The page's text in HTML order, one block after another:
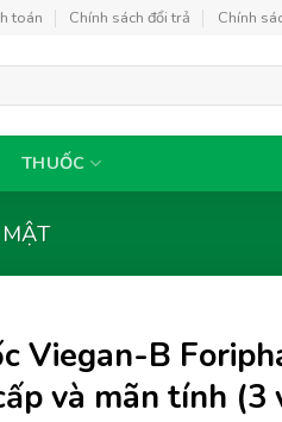
toán Chính sách đổi trả Chính
THUỐC
Viegan-B
và mãn tính (3